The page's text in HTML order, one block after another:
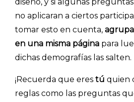
Explorar categorías:
- Artículos destacados
- Consejos para tu
no aplicaran a ciertos
tomar esto en cuenta,
en una misma página para
dichas demografías las salten.
¡Recuerda que eres tú quien
reglas como las preguntas